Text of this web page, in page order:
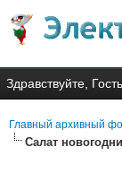
Здравствуйте,
Главный архивный
Салат